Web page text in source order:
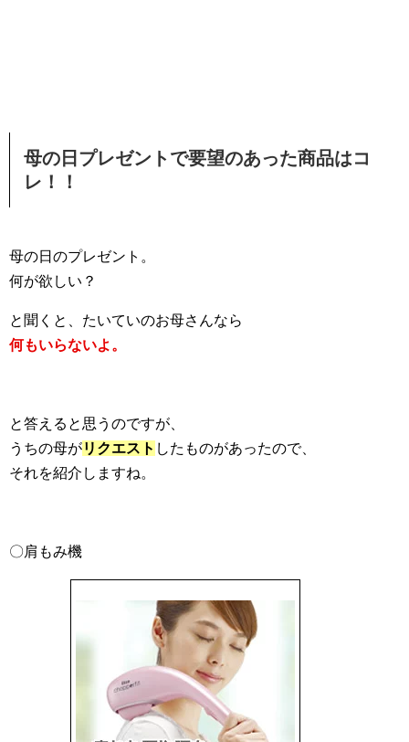
母の日プレゼントで要望のあった商品はコ
レ！！
母の日のプレゼント。
何が欲しい？
と聞くと、たいていのお母さんなら
何もいらないよ。
と答えると思うのですが、
うちの母がリクエスト したものがあったので、
それを紹介しますね。
〇肩もみ機